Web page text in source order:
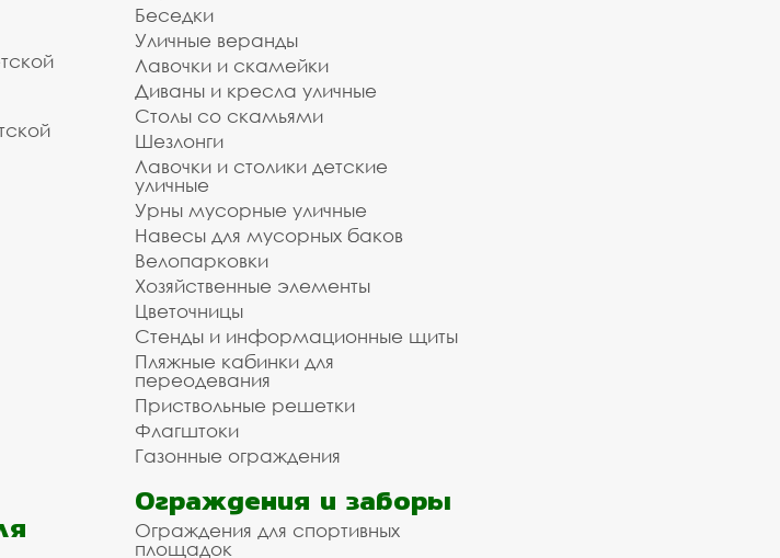
Беседки
Уличные веранды
Лавочки и скамейки
Диваны и кресла уличные
Столы со скамьями
Шезлонги
Лавочки и столики детские
уличные
Урны мусорные уличные
Навесы для мусорных баков
Велопарковки
Хозяйственные элементы
Цветочницы
Стенды и информационные щиты
Пляжные кабинки для
переодевания
Приствольные решетки
Флагштоки
Газонные ограждения
Ограждения и заборы
Ограждения для спортивных
площадок